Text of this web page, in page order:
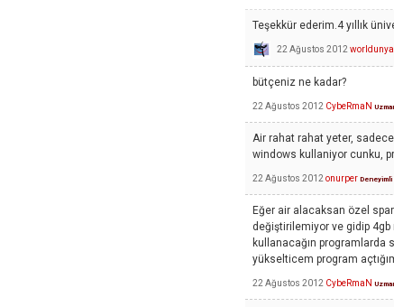
Teşekkür ederim.4 yıllık
22 Ağustos 2012 worldunya
bütçeniz ne kadar?
22 Ağustos 2012 CybeRmaN
Air rahat rahat yeter,
windows kullaniyor cunku,
22 Ağustos 2012 onurper Deneyimli
Eğer air alacaksan özel
değiştirilemiyor ve gidip 4gb
kullanacağın programlarda
yükselticem program
22 Ağustos 2012 CybeRmaN